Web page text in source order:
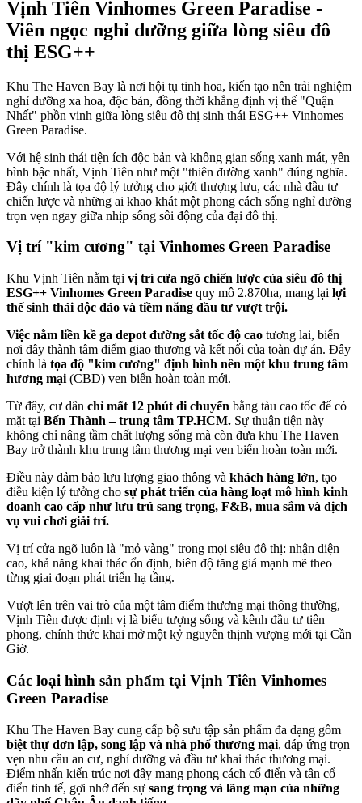
Vịnh Tiên Vinhomes Green Paradise -
Viên ngọc nghỉ dưỡng giữa lòng siêu đô
thị ESG++
Khu The Haven Bay là nơi hội tụ tinh hoa, kiến tạo nên trải nghiệm
nghỉ dưỡng xa hoa, độc bản, đồng thời khẳng định vị thế "Quận
Nhất" phồn vinh giữa lòng siêu đô thị sinh thái ESG++ Vinhomes
Green Paradise.
Với hệ sinh thái tiện ích độc bản và không gian sống xanh mát, yên
bình bậc nhất, Vịnh Tiên như một "thiên đường xanh" đúng nghĩa.
Đây chính là tọa độ lý tưởng cho giới thượng lưu, các nhà đầu tư
chiến lược và những ai khao khát một phong cách sống nghỉ dưỡng
trọn vẹn ngay giữa nhịp sống sôi động của đại đô thị.
Vị trí "kim cương" tại Vinhomes Green Paradise
Khu Vịnh Tiên nằm tại vị trí cửa ngõ chiến lược của siêu đô thị
ESG++ Vinhomes Green Paradise quy mô 2.870ha, mang lại lợi
thế sinh thái độc đáo và tiềm năng đầu tư vượt trội.
Việc nằm liền kề ga depot đường sắt tốc độ cao tương lai, biến
nơi đây thành tâm điểm giao thương và kết nối của toàn dự án. Đây
chính là tọa độ "kim cương" định hình nên một khu trung tâm
hương mại (CBD) ven biển hoàn toàn mới.
Từ đây, cư dân chỉ mất 12 phút di chuyển bằng tàu cao tốc để có
mặt tại Bến Thành – trung tâm TP.HCM. Sự thuận tiện này
không chỉ nâng tầm chất lượng sống mà còn đưa khu The Haven
Bay trở thành khu trung tâm thương mại ven biển hoàn toàn mới.
Điều này đảm bảo lưu lượng giao thông và khách hàng lớn, tạo
điều kiện lý tưởng cho sự phát triển của hàng loạt mô hình kinh
doanh cao cấp như lưu trú sang trọng, F&B, mua sắm và dịch
vụ vui chơi giải trí.
Vị trí cửa ngõ luôn là "mỏ vàng" trong mọi siêu đô thị: nhận diện
cao, khả năng khai thác ổn định, biên độ tăng giá mạnh mẽ theo
từng giai đoạn phát triển hạ tầng.
Vượt lên trên vai trò của một tâm điểm thương mại thông thường,
Vịnh Tiên được định vị là biểu tượng sống và kênh đầu tư tiên
phong, chính thức khai mở một kỷ nguyên thịnh vượng mới tại Cần
Giờ.
Các loại hình sản phẩm tại Vịnh Tiên Vinhomes
Green Paradise
Khu The Haven Bay cung cấp bộ sưu tập sản phẩm đa dạng gồm
biệt thự đơn lập, song lập và nhà phố thương mại, đáp ứng trọn
vẹn nhu cầu an cư, nghỉ dưỡng và đầu tư khai thác thương mại.
Điểm nhấn kiến trúc nơi đây mang phong cách cổ điển và tân cổ
điển tinh tế, gợi nhớ đến sự sang trọng và lãng mạn của những